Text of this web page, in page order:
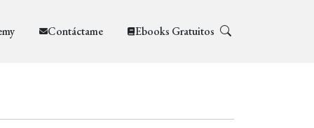
Contáctame Ebooks Gratuitos